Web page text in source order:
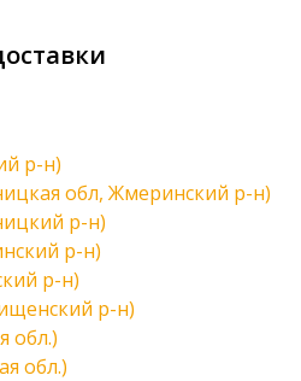
р-н)
обл, Жмеринский р-н)
р-н)
р-н)
р-н)
р-н)
обл.)
обл.)